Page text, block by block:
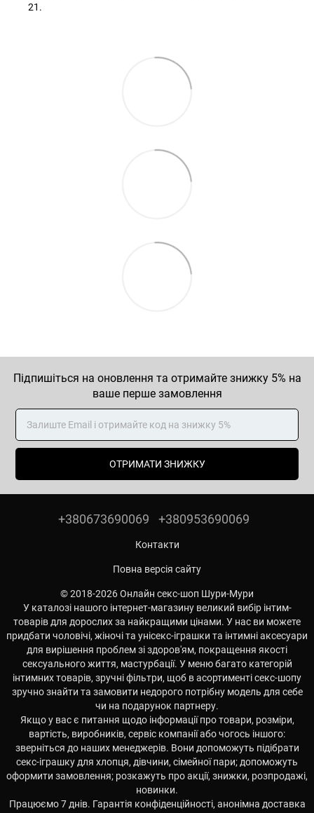
21.
Підпишіться на оновлення та отримайте знижку 5% на
ваше перше замовлення
ОТРИМАТИ ЗНИЖКУ
+380673690069 +380953690069
Контакти
Повна версія сайту
© 2018-2026 Онлайн секс-шоп Шури-Мури
У каталозі нашого інтернет-магазину великий вибір інтим-
товарів для дорослих за найкращими цінами. У нас ви можете
придбати чоловічі, жіночі та унісекс-іграшки та інтимні аксесуари
для вирішення проблем зі здоров'ям, покращення якості
сексуального життя, мастурбації. У меню багато категорій
інтимних товарів, зручні фільтри, щоб в асортименті секс-шопу
зручно знайти та замовити недорого потрібну модель для себе
чи на подарунок партнеру.
Якщо у вас є питання щодо інформації про товари, розміри,
вартість, виробників, сервіс компанії або чогось іншого:
зверніться до наших менеджерів. Вони допоможуть підібрати
секс-іграшку для хлопця, дівчини, сімейної пари; допоможуть
оформити замовлення; розкажуть про акції, знижки, розпродажі,
новинки.
Працюємо 7 днів. Гарантія конфіденційності, анонімна доставка